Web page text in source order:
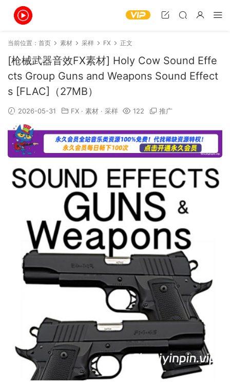
当前位置： 首页 素材 采样 FX 正文
[枪械武器音效FX素材] Holy Cow Sound Effe
cts Group Guns and Weapons Sound Effect
s [FLAC]（27MB）
2026-05-31 FX · 素材 · 采样 122 推广